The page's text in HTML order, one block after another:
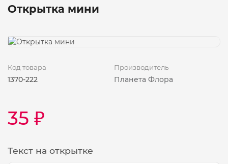
Открытка мини
Код товара
1370-222
Производитель
Планета Флора
35 ₽
Текст на открытке